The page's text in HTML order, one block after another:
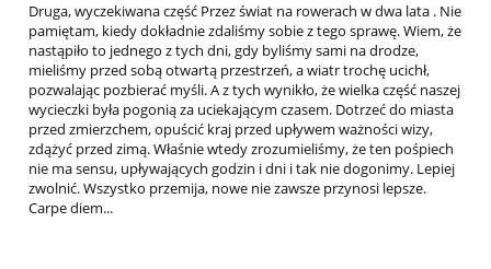
Druga, wyczekiwana część Przez świat na rowerach w dwa lata . Nie
pamiętam, kiedy dokładnie zdaliśmy sobie z tego sprawę. Wiem, że
nastąpiło to jednego z tych dni, gdy byliśmy sami na drodze,
mieliśmy przed sobą otwartą przestrzeń, a wiatr trochę ucichł,
pozwalając pozbierać myśli. A z tych wynikło, że wielka część naszej
wycieczki była pogonią za uciekającym czasem. Dotrzeć do miasta
przed zmierzchem, opuścić kraj przed upływem ważności wizy,
zdążyć przed zimą. Właśnie wtedy zrozumieliśmy, że ten pośpiech
nie ma sensu, upływających godzin i dni i tak nie dogonimy. Lepiej
zwolnić. Wszystko przemija, nowe nie zawsze przynosi lepsze.
Carpe diem...